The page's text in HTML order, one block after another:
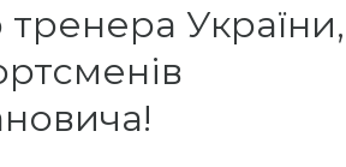
України,